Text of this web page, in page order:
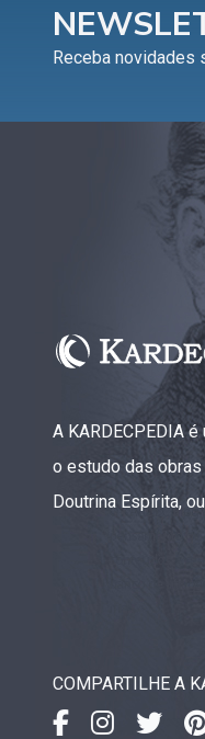
Receba novidades
A KARDECPEDIA
o estudo das obras
Doutrina Espírita,
COMPARTILHE A